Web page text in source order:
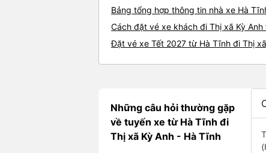
Bảng tổng hợp thông tin nhà xe Hà
Cách đặt vé xe khách đi Thị xã Kỳ
Đặt vé xe Tết 2027 từ Hà Tĩnh đi Thị
Những câu hỏi thường gặp
về tuyến xe từ Hà Tĩnh đi
Thị xã Kỳ Anh - Hà Tĩnh